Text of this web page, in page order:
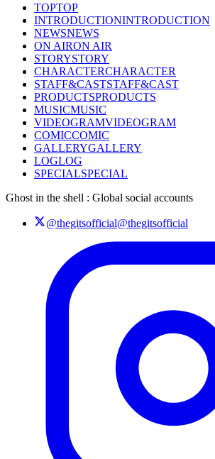
TOPTOP
INTRODUCTIONINTRODUCTION
NEWSNEWS
ON AIRON AIR
STORYSTORY
CHARACTERCHARACTER
STAFF&CASTSTAFF&CAST
PRODUCTSPRODUCTS
MUSICMUSIC
VIDEOGRAMVIDEOGRAM
COMICCOMIC
GALLERYGALLERY
LOGLOG
SPECIALSPECIAL
Ghost in the shell : Global social accounts
@thegitsofficial@thegitsofficial